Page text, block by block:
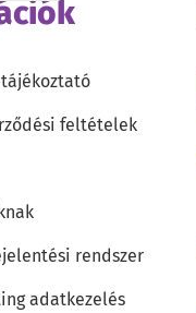
feltételek
rendszer
adatkezelés